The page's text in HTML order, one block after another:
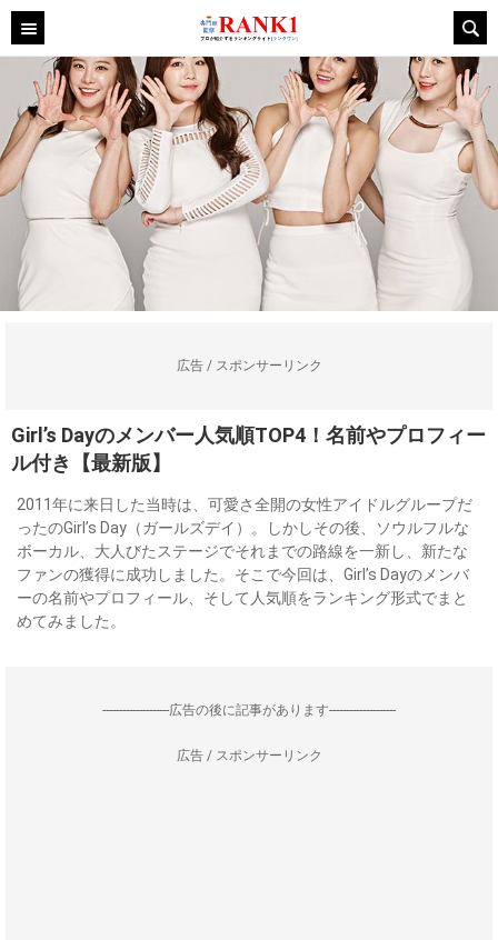
広告 / スポンサーリンク
Girl’s Dayのメンバー人気順TOP4！名前やプロフィー
ル付き【最新版】
2011年に来日した当時は、可愛さ全開の女性アイドルグループだ
ったのGirl’s Day（ガールズデイ）。しかしその後、ソウルフルな
ボーカル、大人びたステージでそれまでの路線を一新し、新たな
ファンの獲得に成功しました。そこで今回は、Girl’s Dayのメンバ
ーの名前やプロフィール、そして人気順をランキング形式でまと
めてみました。
--------------------広告の後に記事があります--------------------
広告 / スポンサーリンク